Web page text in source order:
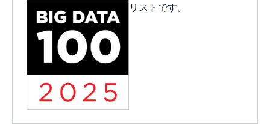
リストです。